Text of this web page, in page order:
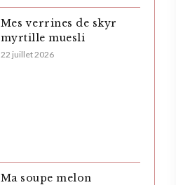
Mes verrines de skyr
myrtille muesli
22 juillet 2026
Ma soupe melon